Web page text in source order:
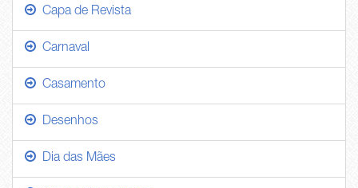
Capa de Revista
Carnaval
Casamento
Desenhos
Dia das Mães